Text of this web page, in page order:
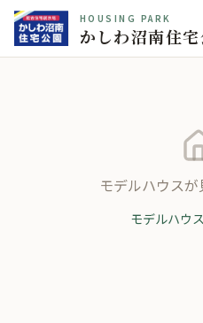
HOUSING PARK
かしわ沼南住
モデルハウス
モデルハウ